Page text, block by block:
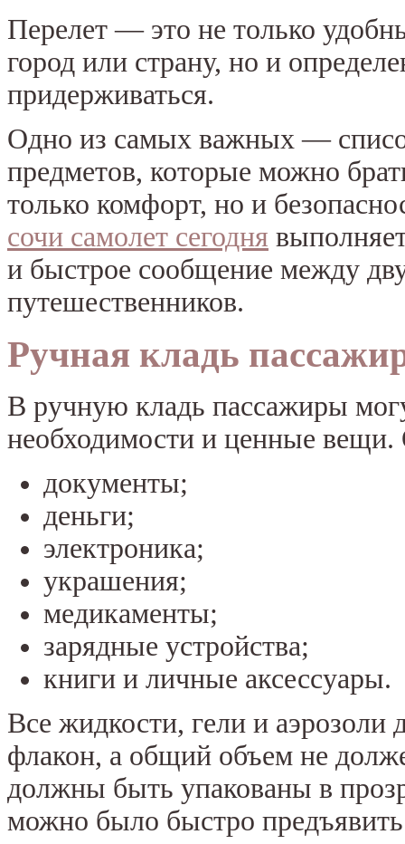
Перелет — это не только
город или страну, но и
придерживаться.
Одно из самых важных —
предметов, которые можно
только комфорт, но и
сочи самолет сегодня
и быстрое сообщение между
путешественников.
Ручная кладь
В ручную кладь пассажиры
необходимости и ценные
документы;
деньги;
электроника;
украшения;
медикаменты;
зарядные устройства;
книги и личные аксессуары.
Все жидкости, гели и
флакон, а общий объем не
должны быть упакованы в
можно было быстро